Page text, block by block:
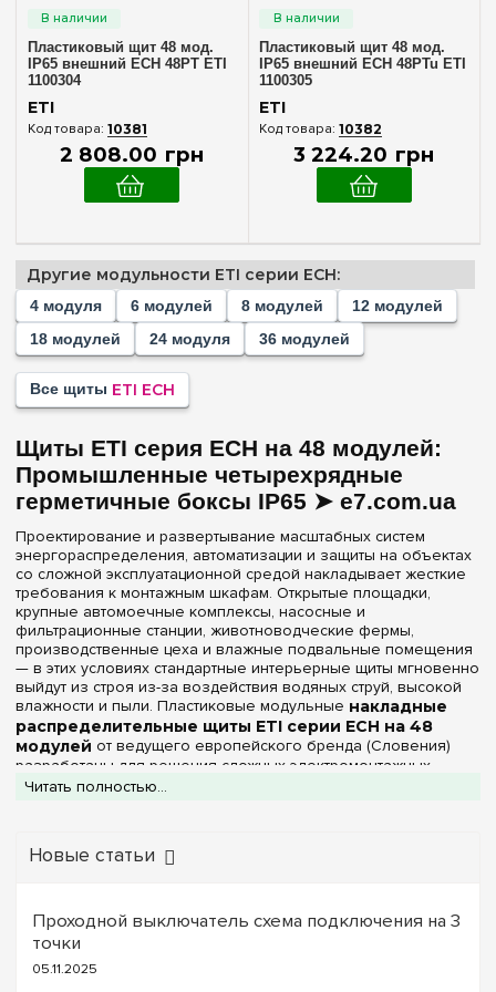
Наружный
Количество модулей
4
6(+2)
18(+2)
24(+2)
36(+2)
48
Комплектация клеммами PE+N
В комплекте(2)
Материал корпуса
Пластик(2)
Дверца
Прозрачная(2)
Серия
ECH
ECT(+2)
Серый(2)
Пластиковый щит 48 мод.
IP65 внешний ECH 48PT ETI
1100304
ETI
10381
2 808.00 грн
Пластиковый щит 48 мод.
IP65 внешний ECH 48PTu ETI
1100305
ETI
10382
3 224.20 грн
Другие модульности ETI серии ECH:
4 модуля 6 модулей 8 модулей
12 модулей
18 модулей
24 модуля 36 модулей
Все щиты ETI ECH
Щиты ETI серия ECH на 48 модулей:
Промышленные четырехрядные
герметичные боксы IP65 ➤ e7.com.ua
Проектирование и развертывание масштабных систем
энергораспределения, автоматизации и защиты на объектах
со сложной эксплуатационной средой накладывает жесткие
требования к монтажным шкафам. Открытые площадки,
крупные автомоечные комплексы, насосные и
фильтрационные станции, животноводческие фермы,
производственные цеха и влажные подвальные помещения
— в этих условиях стандартные интерьерные щиты мгновенно
выйдут из строя из-за воздействия водяных струй, высокой
влажности и пыли. Пластиковые модульные накладные
распределительные щиты ETI серии ECH на 48
модулей от ведущего европейского бренда (Словения)
разработаны для решения сложных электромонтажных
задач. Четырехрядная конструкция (конфигурация 4х12
электроники.
посадочных мест. Модели этой линейки выполнены в
массивном жестком пластиковом корпусе серого цвета и
снабжены прочными прозрачными дверцами для каждого
Читать полностью...
Новые статьи
Проходной выключатель схема подключения на 3
точки
05.11.2025